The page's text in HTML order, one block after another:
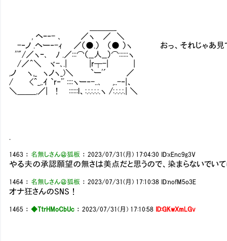
, ヘｰ‐- ､ ／ヽ ／ ＼
-‐ノ .ヘー‐-ｨ ／（●.） （● ）ヽ おっ、それじゃあ見
''"/／ヽｰ､ ﾉ .／:::⌒（__人__）⌒::::::ヽ
/／＾＼ ヾ-､.| |r┬-| |
,ノ ヽ,_ ヽノヽ_)＼ `ー'´ ／
/ <＾_,.ｲ `r‐'ﾞ ::::ヽー‐-..､ ,..-‐|、
＼＿＿_,／| ! ::::::l、:.:.:.:.:.ヽ /:.:.:.:.| ＼
1463 ： 名無しさん＠狐板 ：2023/07/31(月) 17:04:30 ID:xEnc9g3V
やる夫の承認願望の無さは美点だと思うので、染まらないでい
1464 ： 名無しさん＠狐板 ：2023/07/31(月) 17:10:38 ID:nofM5o3E
オナ狂さんのSNS！
1465 ：◆TtrHMoCbUc ：2023/07/31(月) 17:10:58 ID:GKwXmLGv